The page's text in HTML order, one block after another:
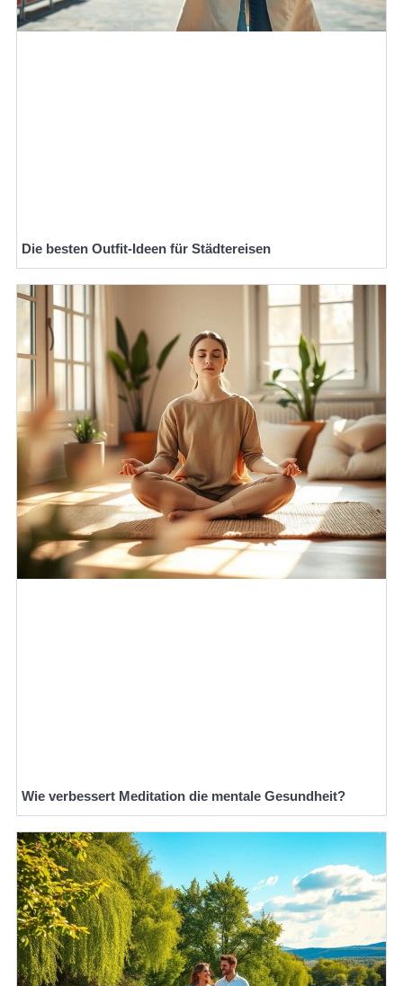
Die besten Outfit-Ideen für Städtereisen
Wie verbessert Meditation die mentale Gesundheit?